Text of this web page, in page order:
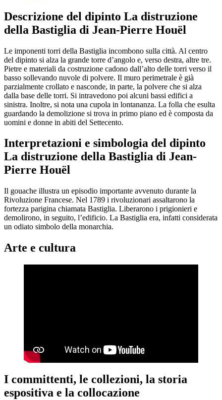
Descrizione del dipinto La distruzione
della Bastiglia di Jean-Pierre Houël
Le imponenti torri della Bastiglia incombono sulla città. Al centro
del dipinto si alza la grande torre d’angolo e, verso destra, altre tre.
Pietre e materiali da costruzione cadono dall’alto delle torri verso il
basso sollevando nuvole di polvere. Il muro perimetrale è già
parzialmente crollato e nasconde, in parte, la polvere che si alza
dalla base delle torri. Si intravedono poi alcuni bassi edifici a
sinistra. Inoltre, si nota una cupola in lontananza. La folla che esulta
guardando la demolizione si trova in primo piano ed è composta da
uomini e donne in abiti del Settecento.
Interpretazioni e simbologia del dipinto
La distruzione della Bastiglia di Jean-
Pierre Houël
Il gouache illustra un episodio importante avvenuto durante la
Rivoluzione Francese. Nel 1789 i rivoluzionari assaltarono la
fortezza parigina chiamata Bastiglia. Liberarono i prigionieri e
demolirono, in seguito, l’edificio. La Bastiglia era, infatti considerata
un odiato simbolo della monarchia.
Arte e cultura
I committenti, le collezioni, la storia
espositiva e la collocazione